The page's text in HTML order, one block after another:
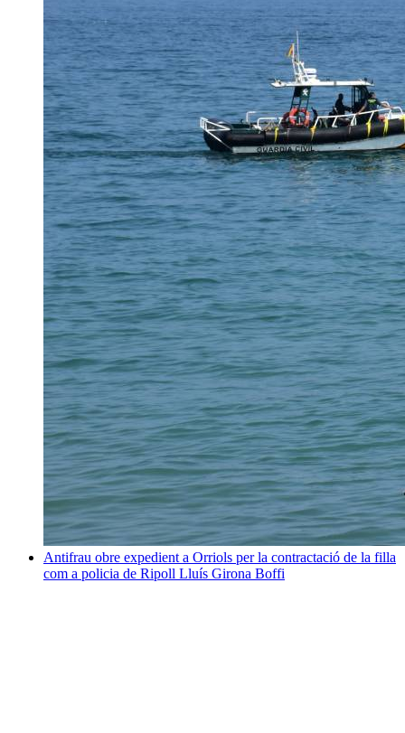
Antifrau obre expedient a Orriols per la contractació de la filla
com a policia de Ripoll Lluís Girona Boffi